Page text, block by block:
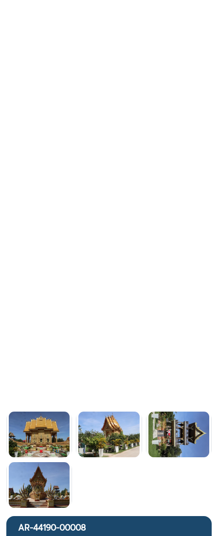
AR-44190-00008